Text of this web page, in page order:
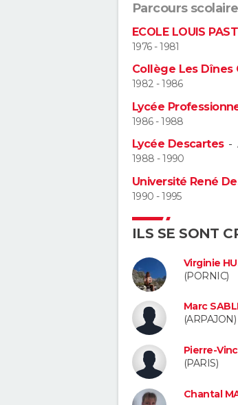
Parcours scolaire
ECOLE LOUIS
1976 - 1981
Collège Les Dînes
1982 - 1986
Lycée
1986 - 1988
Lycée Descartes-
1988 - 1990
Université René
1990 - 1995
ILS SE SONT
Virginie
(PORNIC)
Marc
(ARPAJON)
Pierre-
(PARIS)
Chantal